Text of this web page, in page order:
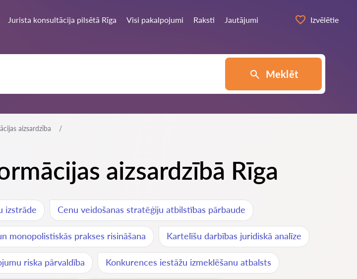
Jurista konsultācija pilsētā Rīga Visi pakalpojumi Raksti Jautājumi Izvēlētie
Meklēt
aizsardzība
aizsardzībā Rīga
izstrāde Cenu veidošanas stratēģiju atbilstības pārbaude
monopolistiskās prakses risināšana Kartelīšu darbības juridiskā analīze
riska pārvaldība Konkurences iestāžu izmeklēšanu atbalsts